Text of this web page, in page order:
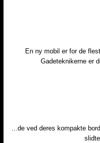
En ny mobil er for de
Gadeteknikerne er
...de ved deres kompakte